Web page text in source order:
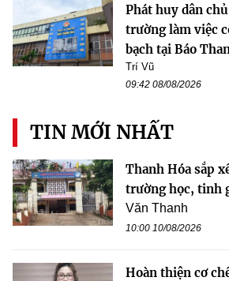
Phát huy dân
trường làm việc
bạch tại Báo
Trí Vũ
09:42 08/08/2026
TIN MỚI NHẤT
Thanh Hóa sắp
trường học, tinh
Văn Thanh
10:00 10/08/2026
Hoàn thiện cơ